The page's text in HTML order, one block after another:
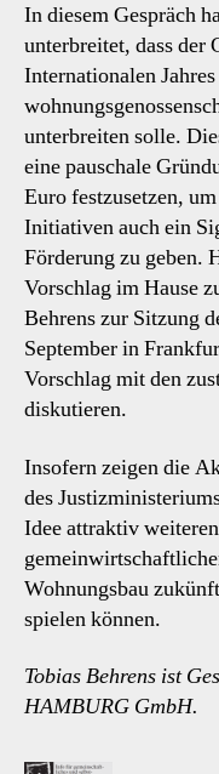
In diesem Gespräch
unterbreitet, dass der
Internationalen
unterbreiten solle.
eine pauschale
Euro festzusetzen,
Initiativen auch ein
Förderung zu geben.
Vorschlag im Hause
Behrens zur Sitzung
September in
Vorschlag mit den
diskutieren.
Insofern zeigen die
des
Idee attraktiv
Wohnungsbau
spielen können.
Tobias Behrens ist
HAMBURG GmbH.